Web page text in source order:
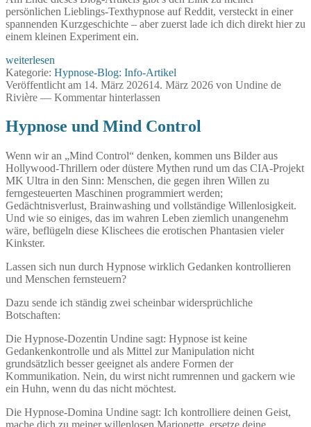
persönlichen Lieblings-Texthypnose auf Reddit, versteckt in einer
spannenden Kurzgeschichte – aber zuerst lade ich dich direkt hier zu
einem kleinen Experiment ein.
Texthypnose
–
funktioniert
das
weiterlesen
Kategorie: Hypnose-Blog: Info-Artikel
Veröffentlicht am 14. März 202614. März 2026 von Undine de
Rivière — Kommentar hinterlassen
Hypnose und Mind Control
Wenn wir an „Mind Control“ denken, kommen uns Bilder aus
Hollywood-Thrillern oder düstere Mythen rund um das CIA-Projekt
MK Ultra in den Sinn: Menschen, die gegen ihren Willen zu
ferngesteuerten Maschinen programmiert werden;
Gedächtnisverlust, Brainwashing und vollständige Willenlosigkeit.
Und wie so einiges, das im wahren Leben ziemlich unangenehm
wäre, beflügeln diese Klischees die erotischen Phantasien vieler
Kinkster.
Lassen sich nun durch Hypnose wirklich Gedanken kontrollieren
und Menschen fernsteuern?
Dazu sende ich ständig zwei scheinbar widersprüchliche
Botschaften:
Die Hypnose-Dozentin Undine sagt: Hypnose ist keine
Gedankenkontrolle und als Mittel zur Manipulation nicht
grundsätzlich besser geeignet als andere Formen der
Kommunikation. Nein, du wirst nicht rumrennen und gackern wie
ein Huhn, wenn du das nicht möchtest.
Die Hypnose-Domina Undine sagt: Ich kontrolliere deinen Geist,